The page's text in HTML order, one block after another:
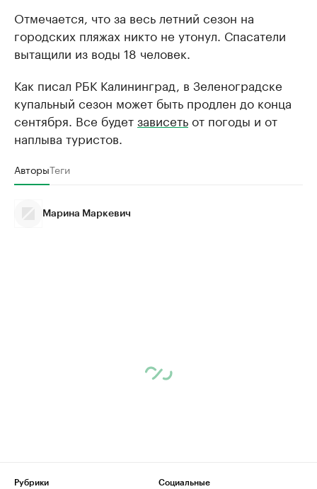
Отмечается, что за весь летний сезон на
городских пляжах никто не утонул. Спасатели
вытащили из воды 18 человек.
Как писал РБК Калининград, в Зеленоградске
купальный сезон может быть продлен до конца
сентября. Все будетзависетьот погоды и от
наплыва туристов.
АвторыТеги
Марина Маркевич
Рубрики
Социальные